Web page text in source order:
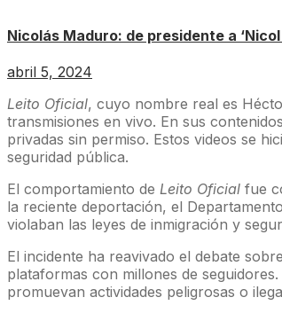
Nicolás Maduro: de presidente a ‘Nicol
abril 5, 2024
Leito Oficial, cuyo nombre real es
transmisiones en vivo. En sus
privadas sin permiso. Estos videos se
seguridad pública.
El comportamiento de Leito Oficial fue
la reciente deportación, el
violaban las leyes de inmigración y
El incidente ha reavivado el debate
plataformas con millones de
promuevan actividades peligrosas o